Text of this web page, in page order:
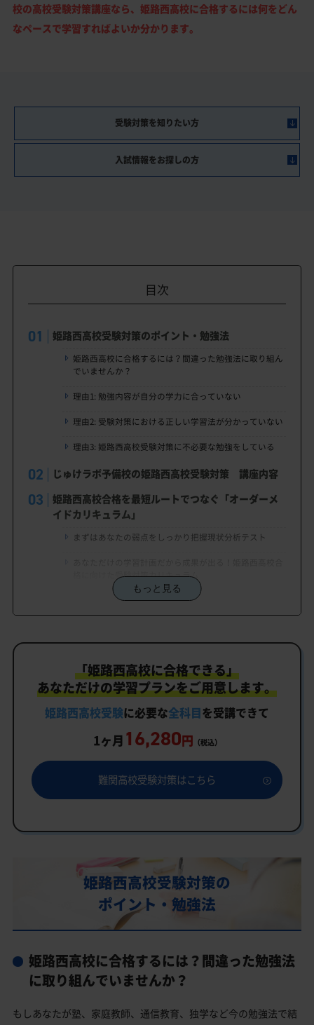
校の高校受験対策講座なら、姫路西高校に合格するには何をどん
なペースで学習すればよいか分かります。
受験対策を知りたい方
入試情報をお探しの方
目次
姫路西高校受験対策のポイント・勉強法
姫路西高校に合格するには？間違った勉強法に取り組ん
でいませんか？
理由1: 勉強内容が自分の学力に合っていない
理由2: 受験対策における正しい学習法が分かっていない
理由3: 姫路西高校受験対策に不必要な勉強をしている
じゅけラボ予備校の姫路西高校受験対策 講座内容
姫路西高校合格を最短ルートでつなぐ「オーダーメ
イドカリキュラム」
まずはあなたの弱点をしっかり把握現状分析テスト
格に向けた受験対策カリキュラム
学習効果をしっかり確認定着度テスト
メイドカリキュラム」だから成果が出る！
カリキュラムや料金についてお気軽にご相談くださ
い
姫路西高校受験専門のオンライン家庭教師「いつで
もクイック指導」もご用意
姫路西高校の特徴
教育理念
姫路西高校の偏差値
姫路西高校合格に必要な内申点の目安
内申点の計算方法
姫路西高校の所在地・アクセス
もっと見る
「姫路西高校に合格できる」
あなただけの学習プランをご用意します。
姫路西高校受験に必要な全科目を受講できて
1ヶ月 16,280円 （税込）
難関高校受験対策はこちら
姫路西高校受験対策の
ポイント・勉強法
姫路西高校に合格するには？間違った勉強法
に取り組んでいませんか？
もしあなたが塾、家庭教師、通信教育、独学など今の勉強法で結